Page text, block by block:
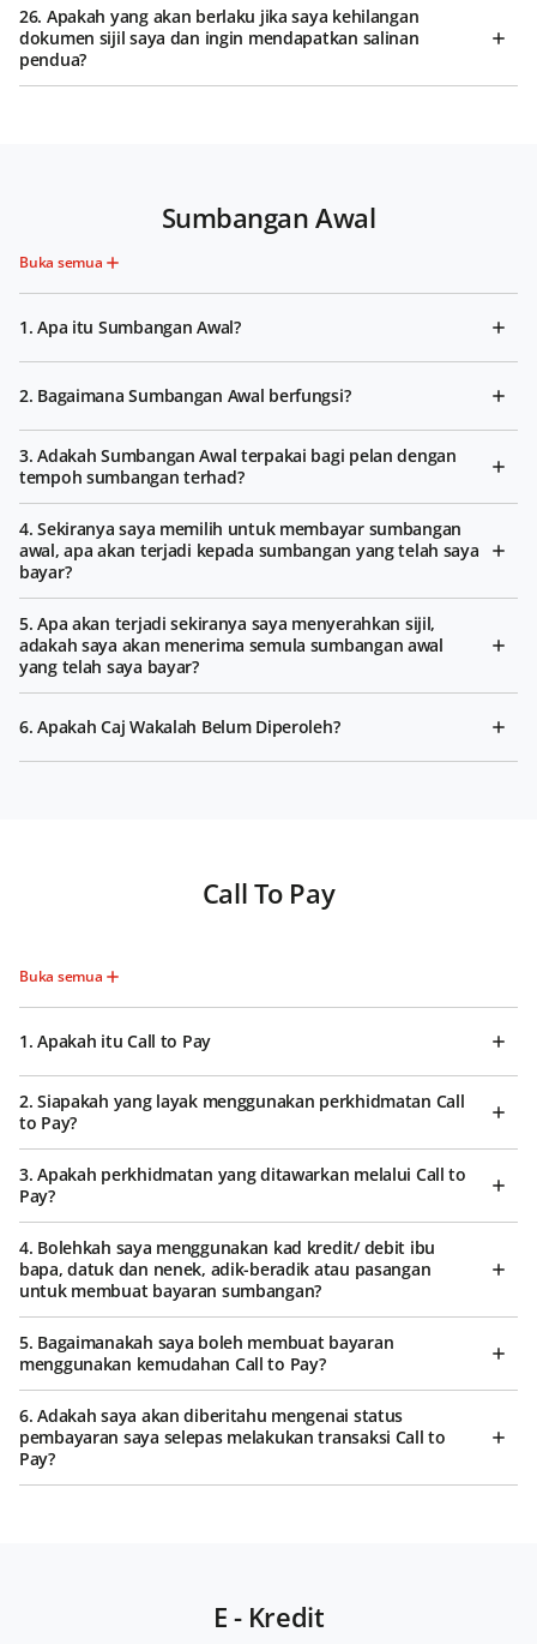
26. Apakah yang akan berlaku jika saya kehilangan
dokumen sijil saya dan ingin mendapatkan salinan
pendua?
Sumbangan Awal
Buka semua
1. Apa itu Sumbangan Awal?
2. Bagaimana Sumbangan Awal berfungsi?
3. Adakah Sumbangan Awal terpakai bagi pelan dengan
tempoh sumbangan terhad?
4. Sekiranya saya memilih untuk membayar sumbangan
awal, apa akan terjadi kepada sumbangan yang telah saya
bayar?
5. Apa akan terjadi sekiranya saya menyerahkan sijil,
adakah saya akan menerima semula sumbangan awal
yang telah saya bayar?
6. Apakah Caj Wakalah Belum Diperoleh?
Call To Pay
Buka semua
1. Apakah itu Call to Pay
2. Siapakah yang layak menggunakan perkhidmatan Call
to Pay?
3. Apakah perkhidmatan yang ditawarkan melalui Call to
Pay?
4. Bolehkah saya menggunakan kad kredit/ debit ibu
bapa, datuk dan nenek, adik-beradik atau pasangan
untuk membuat bayaran sumbangan?
5. Bagaimanakah saya boleh membuat bayaran
menggunakan kemudahan Call to Pay?
6. Adakah saya akan diberitahu mengenai status
pembayaran saya selepas melakukan transaksi Call to
Pay?
E - Kredit